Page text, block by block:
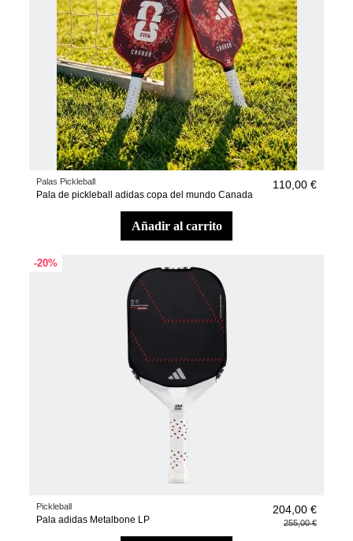
Palas Pickleball
Pala de pickleball adidas copa del mundo Canada
110,00 €
añadir al carrito
-20%
Pickleball
Pala adidas Metalbone LP
204,00 €
255,00 €